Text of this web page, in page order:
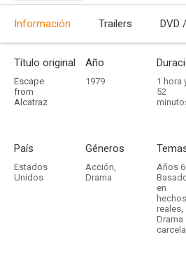
Información Trailers DVD
Título original
Escape
from
Alcatraz
Año
1979
1 hora
52
País
Estados
Unidos
Géneros
Acción,
Drama
Años
en
hechos
reales,
Drama